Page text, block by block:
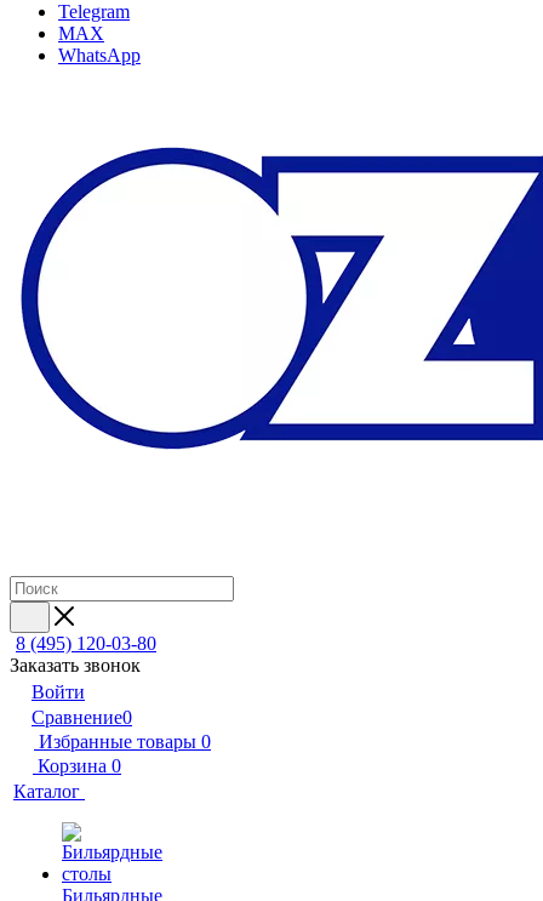
Telegram
MAX
WhatsApp
8 (495) 120-03-80
Заказать звонок
Войти
Сравнение0
Избранные товары 0
Корзина 0
Каталог
Бильярдные